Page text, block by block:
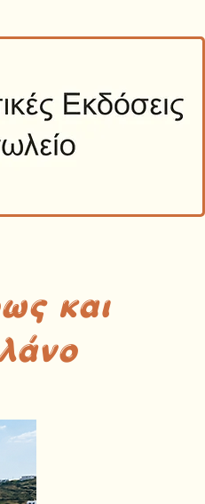
και